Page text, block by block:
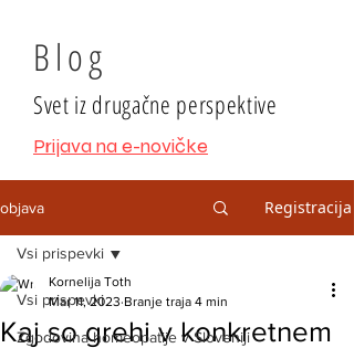
Blog
Svet iz drugačne perspektive
Prijava na e-novičke
objava Registracija
Vsi prispevki
Zgodovina homeopatije v Sloveniji
Vsi prispevki
Kaj so grehi v konkretnem
Kornelija Toth
Mar 11, 2023 Branje traja 4 min